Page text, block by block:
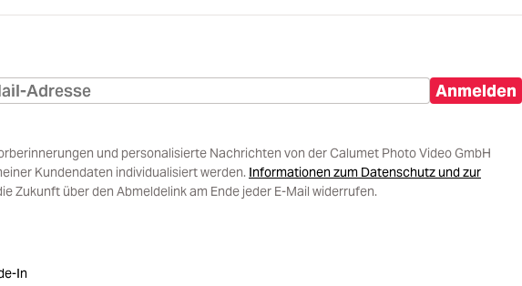
Anmelden
und personalisierte Nachrichten von der Calumet Photo Video GmbH
Kundendaten individualisiert werden. Informationen zum Datenschutz und zur
Zukunft über den Abmeldelink am Ende jeder E-Mail widerrufen.
In